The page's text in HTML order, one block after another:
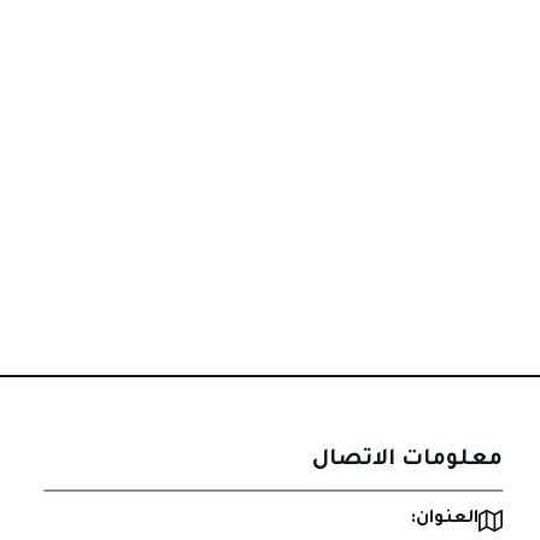
معلومات الاتصال
العنوان: